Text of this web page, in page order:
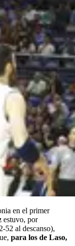
en el primer
estuvo, por
52 al descanso),
para los de Laso,